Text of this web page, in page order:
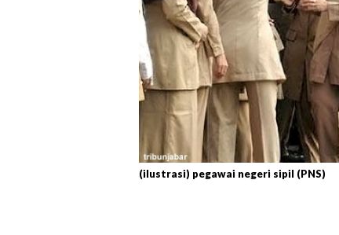
(ilustrasi) pegawai negeri sipil (PNS)